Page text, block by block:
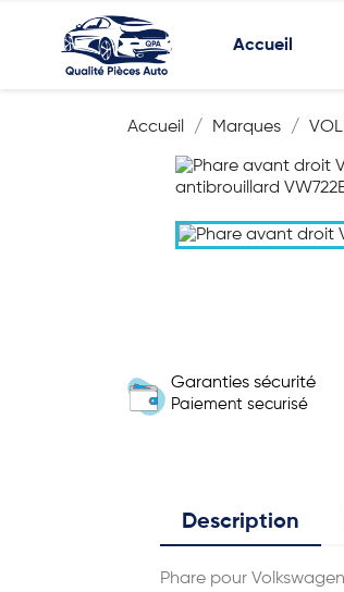
Accueil
Accueil Marques
Garanties sécurité
Paiement securisé
Description
Phare pour